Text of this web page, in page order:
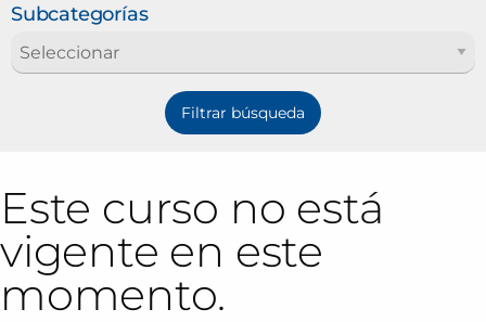
Subcategorías
Este curso no está
vigente en este
momento.